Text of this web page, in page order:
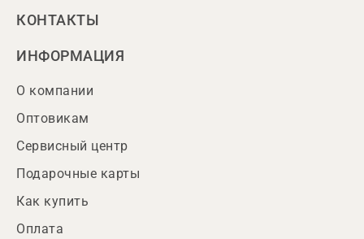
КОНТАКТЫ
ИНФОРМАЦИЯ
О компании
Оптовикам
Сервисный центр
Подарочные карты
Как купить
Оплата